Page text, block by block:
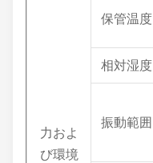
力およ
び環境
保管温度
相対湿度
振動範囲